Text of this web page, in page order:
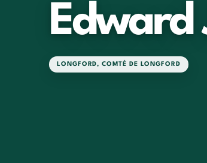
Edward
LONGFORD,COMTÉ DE LONGFORD